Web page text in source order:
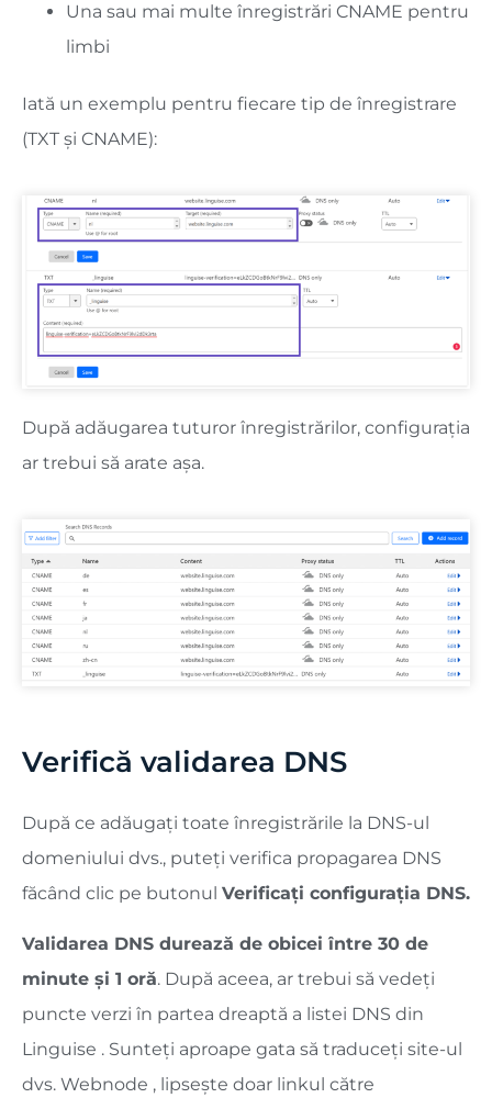
Una sau mai multe înregistrări CNAME pentru
limbi
Iată un exemplu pentru fiecare tip de înregistrare
(TXT și CNAME):
După adăugarea tuturor înregistrărilor, configurația
ar trebui să arate așa.
Verifică validarea DNS
După ce adăugați toate înregistrările la DNS-ul
domeniului dvs., puteți verifica propagarea DNS
făcând clic pe butonul Verificați configurația DNS.
Validarea DNS durează de obicei între 30 de
minute și 1 oră. După aceea, ar trebui să vedeți
puncte verzi în partea dreaptă a listei DNS din
Linguise . Sunteți aproape gata să traduceți site-ul
dvs. Webnode , lipsește doar linkul către